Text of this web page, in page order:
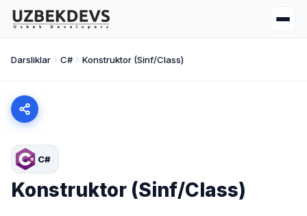
Darsliklar C# Konstruktor (Sinf/Class)
C#
Konstruktor (Sinf/Class)